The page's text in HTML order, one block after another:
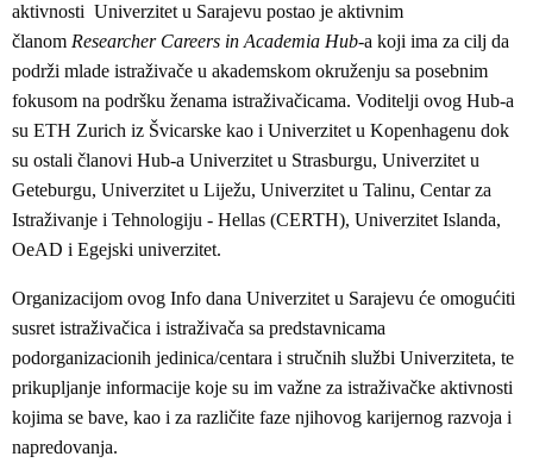
aktivnosti Univerzitet u Sarajevu postao je aktivnim
članom Researcher Careers in Academia Hub-a koji ima za cilj da
podrži mlade istraživače u akademskom okruženju sa posebnim
fokusom na podršku ženama istraživačicama. Voditelji ovog Hub-a
su ETH Zurich iz Švicarske kao i Univerzitet u Kopenhagenu dok
su ostali članovi Hub-a Univerzitet u Strasburgu, Univerzitet u
Geteburgu, Univerzitet u Liježu, Univerzitet u Talinu, Centar za
Istraživanje i Tehnologiju - Hellas (CERTH), Univerzitet Islanda,
OeAD i Egejski univerzitet.
Organizacijom ovog Info dana Univerzitet u Sarajevu će omogućiti
susret istraživačica i istraživača sa predstavnicama
podorganizacionih jedinica/centara i stručnih službi Univerziteta, te
prikupljanje informacije koje su im važne za istraživačke aktivnosti
kojima se bave, kao i za različite faze njihovog karijernog razvoja i
napredovanja.